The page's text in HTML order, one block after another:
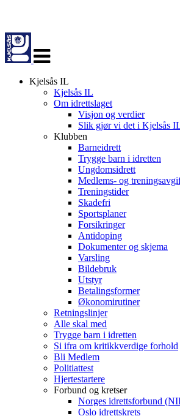
navigasjon
Kjelsås IL
Kjelsås IL
Om idrettslaget
Visjon og verdier
Slik gjør vi det i Kjelsås
Klubben
Barneidrett
Trygge barn i idretten
Ungdomsidrett
Medlems- og
Treningstider
Skadefri
Sportsplaner
Forsikringer
Antidoping
Dokumenter og skjema
Varsling
Bildebruk
Utstyr
Betalingsformer
Økonomirutiner
Retningslinjer
Alle skal med
Trygge barn i idretten
Si ifra om kritikkverdige forhold
Bli Medlem
Politiattest
Hjertestartere
Forbund og kretser
Norges idrettsforbund
Oslo idrettskrets